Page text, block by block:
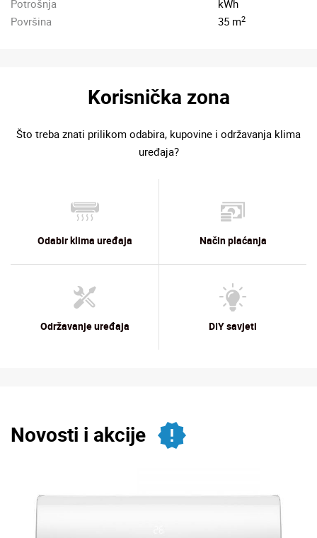
Potrošnja
kWh
Površina
35 m2
Korisnička zona
Što treba znati prilikom odabira, kupovine i održavanja klima
uređaja?
Odabir klima uređaja Način plaćanja
Održavanje uređaja DIY savjeti
Novosti i akcije